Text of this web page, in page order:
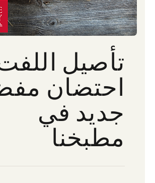
تأصيل
احتضان
جديد في
مطبخنا